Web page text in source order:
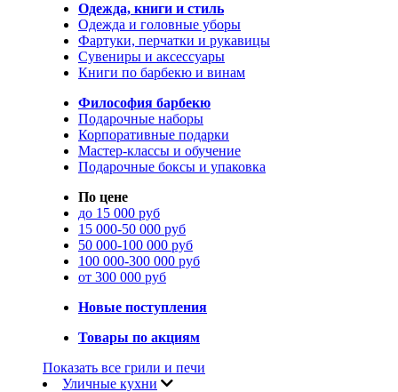
Одежда, книги и стиль
Одежда и головные уборы
Фартуки, перчатки и рукавицы
Сувениры и аксессуары
Книги по барбекю и винам
Философия барбекю
Подарочные наборы
Корпоративные подарки
Мастер-классы и обучение
Подарочные боксы и упаковка
По цене
до 15 000 руб
15 000-50 000 руб
50 000-100 000 руб
100 000-300 000 руб
от 300 000 руб
Новые поступления
Товары по акциям
Показать все грили и печи
Уличные кухни